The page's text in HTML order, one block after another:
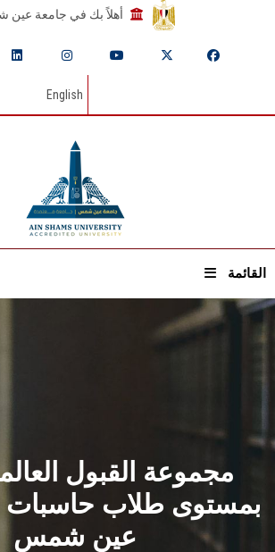
أهلاً بك في جامعة
English
القائمة
مجموعة القبول
بمستوى طلاب حاسبات
عين شمس